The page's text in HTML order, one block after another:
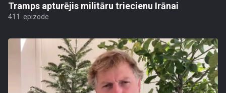
Tramps apturējis militāru triecienu Irānai
411. epizode